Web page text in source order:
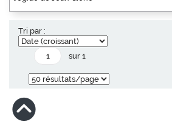
Tri par :
sur 1